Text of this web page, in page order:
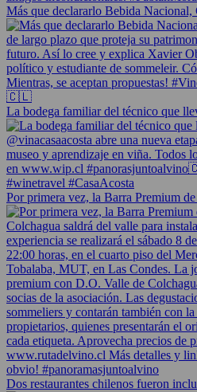
Más que declararlo Bebida Nacional,
La bodega familiar del técnico que
Por primera vez, la Barra Premium
Dos restaurantes chilenos fueron